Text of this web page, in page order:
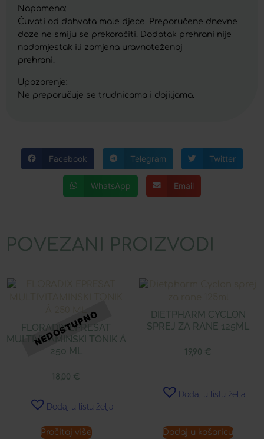
Napomena:
Čuvati od dohvata male djece. Preporučene dnevne
doze ne smiju se prekoračiti. Dodatak prehrani nije
nadomjestak ili zamjena uravnoteženoj
prehrani.
Upozorenje:
Ne preporučuje se trudnicama i dojiljama.
Facebook Telegram Twitter
WhatsApp Email
POVEZANI PROIZVODI
FLORADIX EPRESAT
MULTIVITAMINSKI TONIK Á
250 ML
18,00 €
Dodaj u listu želja
Pročitaj više
DIETPHARM CYCLON
SPREJ ZA RANE 125ML
19,90 €
Dodaj u listu želja
Dodaj u košaricu